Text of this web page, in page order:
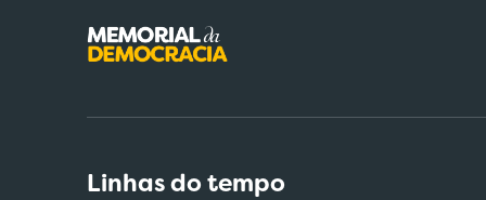
Linhas do tempo